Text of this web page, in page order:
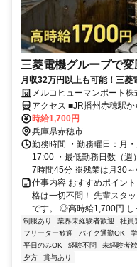
三菱電機グループで
月収32万円以上も可能！三菱
「安定した大手企業で働きた
身につけたい」「製造業に挑
タッフが活躍中♪未経験から
資格がなくても大丈夫。必要
★
メルコヒューマンポート株
アクセス ■JR播州赤穂駅
時給1,700円
兵庫県赤穂市
勤務時間 ・勤務曜日：月
17:00 ・最低勤務日数（
7時間45分 ※残業は月30～
仕事内容 おすすめポイン
格は一切不問！ 先輩スタ
です。 ◎高時給1,700円 し
制服あり 業界未経験者歓迎 社員
フリーター歓迎
バイク通勤OK
平日のみOK
経験不問 未経験者
夕方
賞与あり